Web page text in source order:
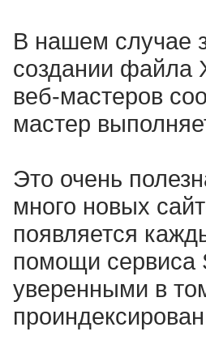
В нашем случае
создании файла
веб-мастеров
мастер
Это очень
много новых
появляется
помощи сервиса
уверенными в